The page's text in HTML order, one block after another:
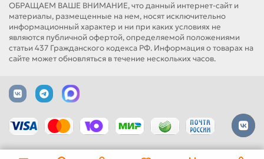
ОБРАЩАЕМ ВАШЕ ВНИМАНИЕ, что данный интернет-сайт и
материалы, размещенные на нем, носят исключительно
информационный характер и ни при каких условиях не
являются публичной офертой, определяемой положениями
статьи 437 Гражданского кодекса РФ. Информация о товарах на
сайте может обновляться в течение нескольких часов.